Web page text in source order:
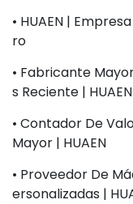
• HUAEN |
Ro
• Fabricante
S Reciente | HUAEN
• Contador De
Mayor | HUAEN
• Proveedor De
Ersonalizadas |